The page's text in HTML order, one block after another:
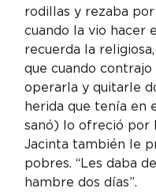
rodillas y rezaba
cuando la vio hacer
recuerda la
que cuando
operarla y quitarle
herida que tenía en
sanó) lo ofreció por
Jacinta también le
pobres. “Les daba
hambre dos días”.